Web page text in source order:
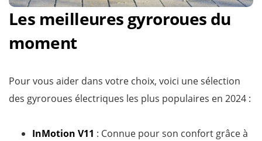
Les meilleures gyroroues du
moment
Pour vous aider dans votre choix, voici une sélection
des gyroroues électriques les plus populaires en 2024 :
InMotion V11 : Connue pour son confort grâce à